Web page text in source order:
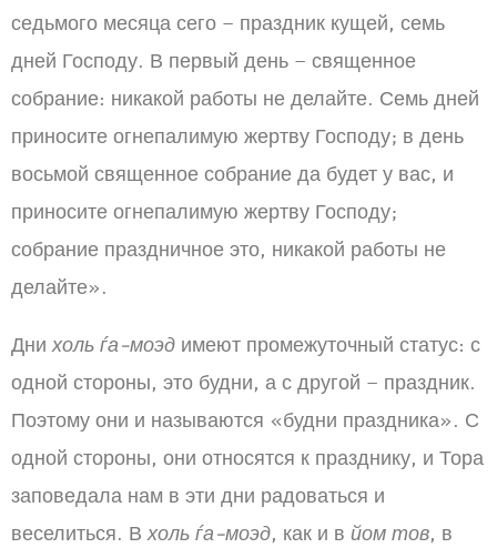
седьмого месяца сего – праздник кущей, семь
дней Господу. В первый день – священное
собрание: никакой работы не делайте. Семь дней
приносите огнепалимую жертву Господу; в день
восьмой священное собрание да будет у вас, и
приносите огнепалимую жертву Господу;
собрание праздничное это, никакой работы не
делайте».
Днихоль ѓа-моэд имеют промежуточный статус: с
одной стороны, это будни, а с другой – праздник.
Поэтому они и называются «будни праздника». С
одной стороны, они относятся к празднику, и Тора
заповедала нам в эти дни радоваться и
веселиться. Вхоль ѓа-моэд, как и в йом тов, в